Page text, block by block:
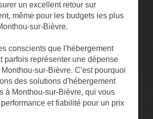
un excellent retour sur
même pour les budgets les plus
sur-Bièvre.
conscients que l'hébergement
parfois représenter une dépense
sur-Bièvre. C'est pourquoi
des solutions d'hébergement
à Monthou-sur-Bièvre, qui vous
et fiabilité pour un prix